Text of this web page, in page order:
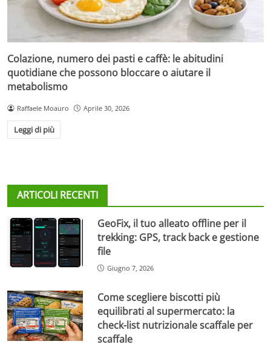
Colazione, numero dei pasti e caffè: le abitudini
quotidiane che possono bloccare o aiutare il
metabolismo
Raffaele Moauro Aprile 30, 2026
Leggi di più
ARTICOLI RECENTI
GeoFix, il tuo alleato offline per il
trekking: GPS, track back e gestione
file
Giugno 7, 2026
Come scegliere biscotti più
equilibrati al supermercato: la
check-list nutrizionale scaffale per
scaffale